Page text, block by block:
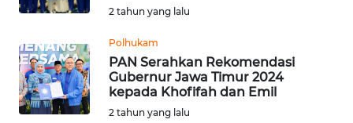
2 tahun yang lalu
Polhukam
PAN Serahkan Rekomendasi
Gubernur Jawa Timur 2024
kepada Khofifah dan Emil
2 tahun yang lalu
DEPOK
WN
TAPANULI
UTARA